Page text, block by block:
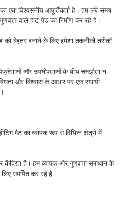
एक विश्वसनीय आपूर्तिकर्ता है। हम लंबे समय
वाले हॉट पैड का निर्माण कर रहे हैं।
बेहतर बनाने के लिए हमेशा तकनीकी तरीकों
और उपभोक्ताओं के बीच समझौता न
और विश्वास के आधार पर एक स्थायी
मैट का व्यापक रूप से विभिन्न क्षेत्रों में
केंद्रित है। हम व्यापक और गुणवत्ता समाधान के
समर्पित कर रहे हैं.